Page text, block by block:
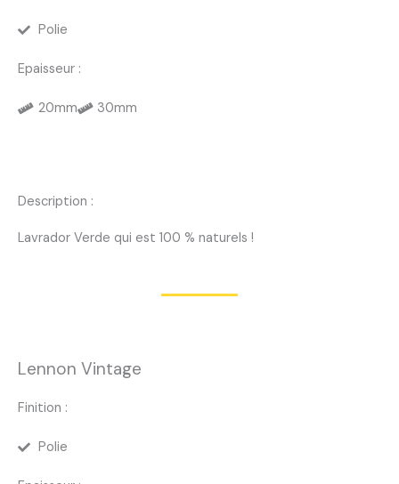
Polie
Epaisseur :
20mm 30mm
Description :
Lavrador Verde qui est 100 % naturels !
Lennon Vintage
Finition :
Polie